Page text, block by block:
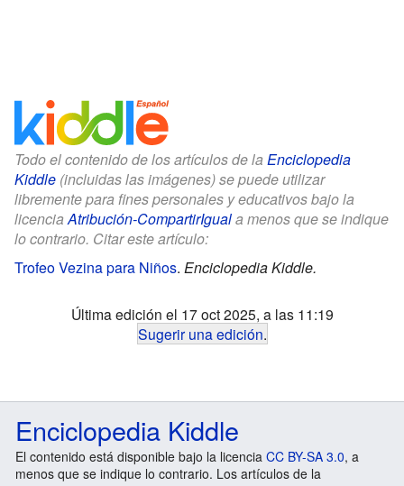
Todo el contenido de los artículos de la Enciclopedia
Kiddle (incluidas las imágenes) se puede utilizar
libremente para fines personales y educativos bajo la
licenciaAtribución-CompartirIguala menos que se indique
lo contrario. Citar este artículo:
Trofeo Vezina para Niños. Enciclopedia Kiddle.
Última edición el 17 oct 2025, a las 11:19
Sugerir una edición.
Enciclopedia Kiddle
El contenido está disponible bajo la licencia CC BY-SA 3.0, a
menos que se indique lo contrario. Los artículos de la